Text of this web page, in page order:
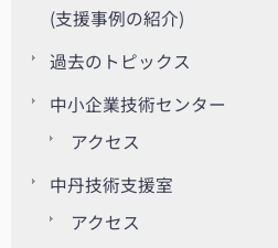
(支援事例の紹介)
過去のトピックス
中小企業技術センター
アクセス
中丹技術支援室
アクセス